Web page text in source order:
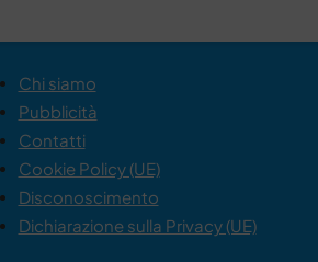
Chi siamo
Pubblicità
Contatti
Cookie Policy (UE)
Disconoscimento
Dichiarazione sulla Privacy (UE)